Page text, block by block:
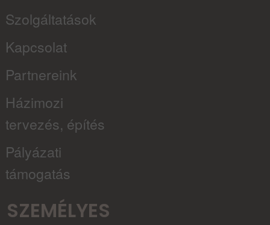
Szolgáltatások
Kapcsolat
Partnereink
Házimozi
tervezés, építés
Pályázati
támogatás
SZEMÉLYES